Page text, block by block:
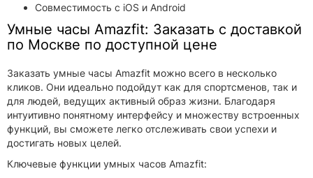
Совместимость с iOS и Android
Умные часы Amazfit: Заказать с доставкой
по Москве по доступной цене
Заказать умные часы Amazfit можно всего в несколько
кликов. Они идеально подойдут как для спортсменов, так и
для людей, ведущих активный образ жизни. Благодаря
интуитивно понятному интерфейсу и множеству встроенных
функций, вы сможете легко отслеживать свои успехи и
достигать новых целей.
Ключевые функции умных часов Amazfit: